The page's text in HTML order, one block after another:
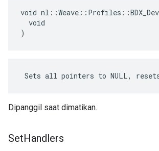
void
  void
)
Sets all pointers to NULL,
Dipanggil saat dimatikan.
SetHandlers